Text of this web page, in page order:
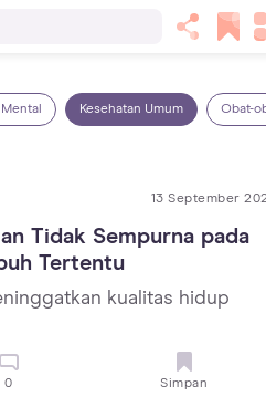
Kesehatan Umum Obat-
13 September
Tidak Sempurna pada
Tertentu
kualitas hidup
0 Simpan